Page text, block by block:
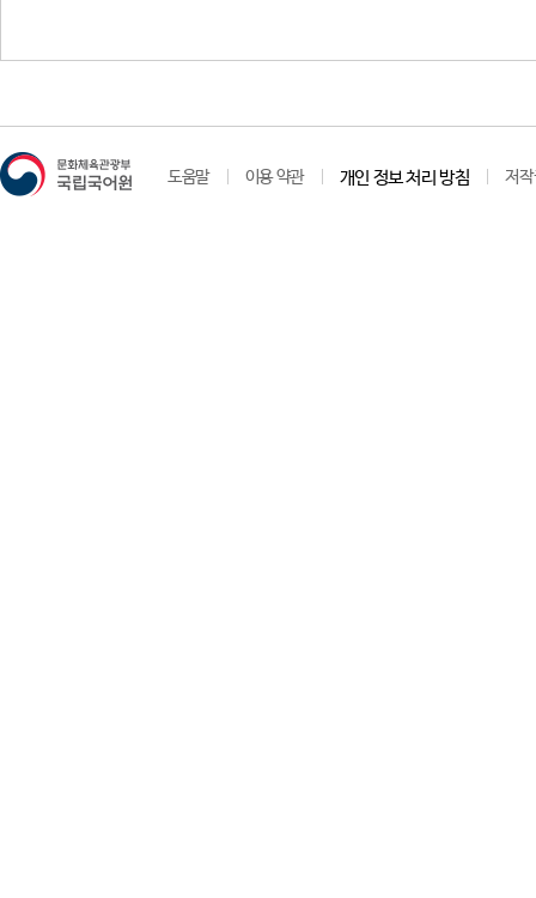
도움말 이용 약관 개인 정보 처리 방침 저